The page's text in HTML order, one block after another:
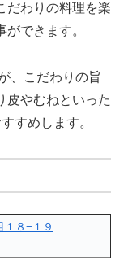
だわりの料理を楽
できます。
、こだわりの旨
皮やむねといった
すめします。
１８−１９